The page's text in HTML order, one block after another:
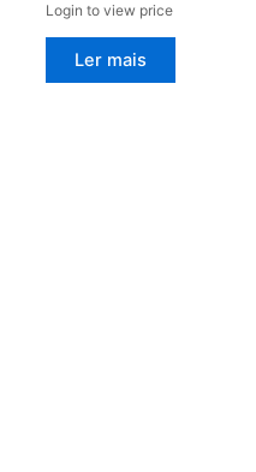
Login to view price
Ler mais